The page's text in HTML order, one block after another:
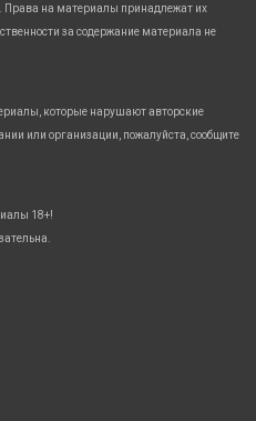
Права на материалы принадлежат их
за содержание материала не
которые нарушают авторские
или организации, пожалуйста, сообщите
18+!